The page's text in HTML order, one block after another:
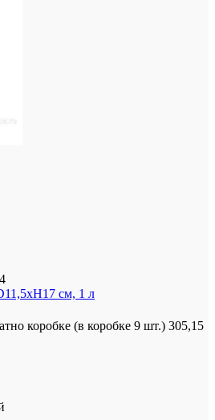
см, 1 л
коробке (в коробке 9 шт.) 305,15